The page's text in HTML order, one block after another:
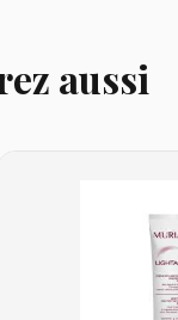
aussi